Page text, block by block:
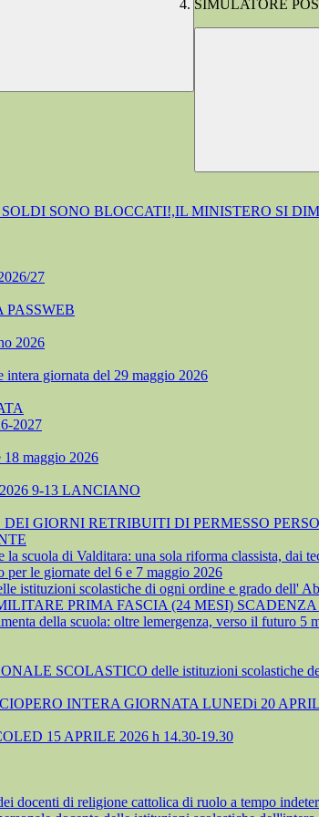
SIMULATORE
SONO BLOCCATI!,IL MINISTERO SI
27
PASSWEB
2026
intera giornata del 29 maggio 2026
2027
18 maggio 2026
9-13 LANCIANO
GIORNI RETRIBUITI DI PERMESSO
scuola di Valditara: una sola riforma classista, dai
per le giornate del 6 e 7 maggio 2026
istituzioni scolastiche di ogni ordine e grado dell'
PRIMA FASCIA (24 MESI) SCADENZA
della scuola: oltre lemergenza, verso il futuro 5
SCOLASTICO delle istituzioni scolastiche
INTERA GIORNATA LUNEDi 20
15 APRILE 2026 h 14.30-19.30
di religione cattolica di ruolo a tempo